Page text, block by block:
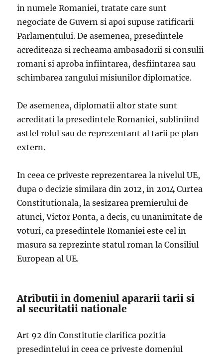
in numele Romaniei, tratate care sunt
negociate de Guvern si apoi supuse ratificarii
Parlamentului. De asemenea, presedintele
acrediteaza si recheama ambasadorii si consulii
romani si aproba infiintarea, desfiintarea sau
schimbarea rangului misiunilor diplomatice.
De asemenea, diplomatii altor state sunt
acreditati la presedintele Romaniei, subliniind
astfel rolul sau de reprezentant al tarii pe plan
extern.
In ceea ce priveste reprezentarea la nivelul UE,
dupa o decizie similara din 2012, in 2014 Curtea
Constitutionala, la sesizarea premierului de
atunci, Victor Ponta, a decis, cu unanimitate de
voturi, ca presedintele Romaniei este cel in
masura sa reprezinte statul roman la Consiliul
European al UE.
Atributii in domeniul apararii tarii si
al securitatii nationale
Art 92 din Constitutie clarifica pozitia
presedintelui in ceea ce priveste domeniul